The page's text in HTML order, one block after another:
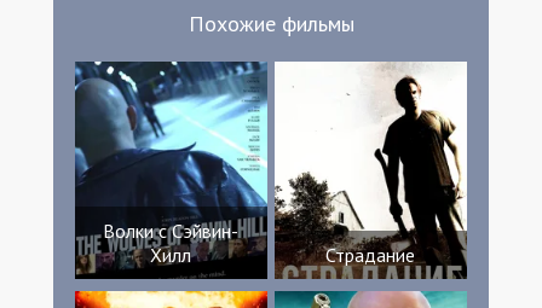
Похожие фильмы
Волки с Сэйвин-
Хилл
Страдание